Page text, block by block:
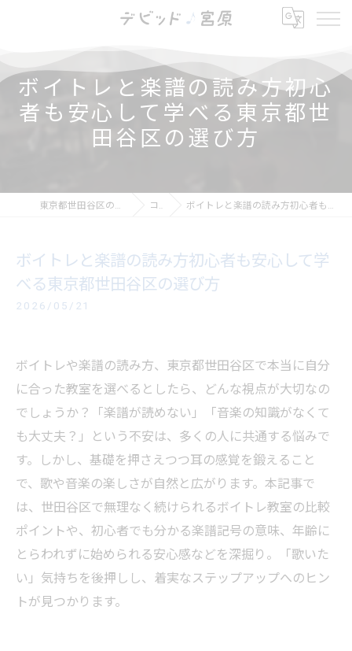
ボイトレと楽譜の読み方初心
者も安心して学べる東京都世
田谷区の選び方
東京都世田谷区の芝居ならデビッド・宮原 コラム ボイトレと楽譜の読み方初心者も安心して学べる東京都世田谷区の選び方
ボイトレと楽譜の読み方初心者も安心して学
べる東京都世田谷区の選び方
2026/05/21
ボイトレや楽譜の読み方、東京都世田谷区で本当に自分
に合った教室を選べるとしたら、どんな視点が大切なの
でしょうか？「楽譜が読めない」「音楽の知識がなくて
も大丈夫？」という不安は、多くの人に共通する悩みで
す。しかし、基礎を押さえつつ耳の感覚を鍛えること
で、歌や音楽の楽しさが自然と広がります。本記事で
は、世田谷区で無理なく続けられるボイトレ教室の比較
ポイントや、初心者でも分かる楽譜記号の意味、年齢に
とらわれずに始められる安心感などを深掘り。「歌いた
い」気持ちを後押しし、着実なステップアップへのヒン
トが見つかります。